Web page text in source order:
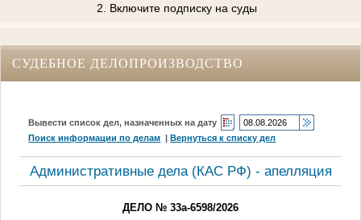
2. Включите подписку на суды
СУДЕБНОЕ ДЕЛОПРОИЗВОДСТВО
Вывести список дел, назначенных на дату
Поиск информации по делам |Вернуться к списку дел
Административные дела (КАC РФ) - апелляция
ДЕЛО № 33а-6598/2026